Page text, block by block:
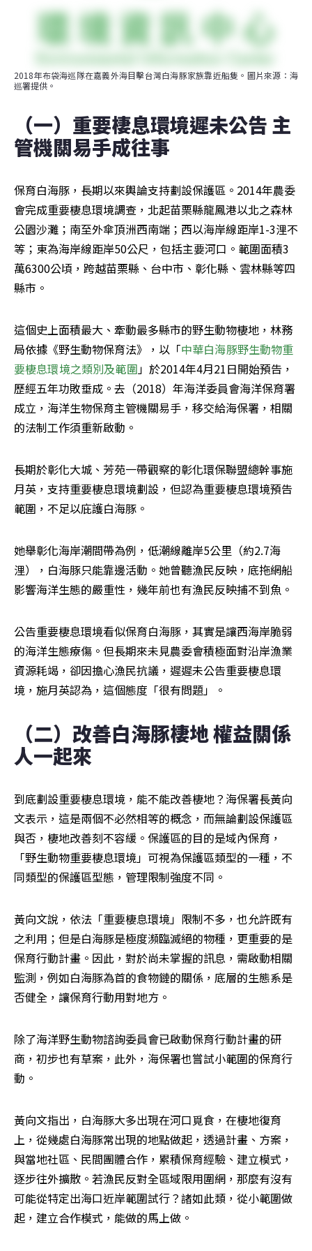
2018年布袋海巡隊在嘉義外海目擊台灣白海豚家族靠近船隻。圖片來源：海
巡署提供。
（一）重要棲息環境遲未公告 主
管機關易手成往事
保育白海豚，長期以來輿論支持劃設保護區。2014年農委
會完成重要棲息環境調查，北起苗栗縣龍鳳港以北之森林
公園沙灘；南至外傘頂洲西南端；西以海岸線距岸1-3浬不
等；東為海岸線距岸50公尺，包括主要河口。範圍面積3
萬6300公頃，跨越苗栗縣、台中市、彰化縣、雲林縣等四
縣市。
這個史上面積最大、牽動最多縣市的野生動物棲地，林務
局依據《野生動物保育法》，以「中華白海豚野生動物重
要棲息環境之類別及範圍」於2014年4月21日開始預告，
歷經五年功敗垂成。去（2018）年海洋委員會海洋保育署
成立，海洋生物保育主管機關易手，移交給海保署，相關
的法制工作須重新啟動。
長期於彰化大城、芳苑一帶觀察的彰化環保聯盟總幹事施
月英，支持重要棲息環境劃設，但認為重要棲息環境預告
範圍，不足以庇護白海豚。
她舉彰化海岸潮間帶為例，低潮線離岸5公里（約2.7海
浬），白海豚只能靠邊活動。她曾聽漁民反映，底拖網船
影響海洋生態的嚴重性，幾年前也有漁民反映捕不到魚。
公告重要棲息環境看似保育白海豚，其實是讓西海岸脆弱
的海洋生態療傷。但長期來未見農委會積極面對沿岸漁業
資源耗竭，卻因擔心漁民抗議，遲遲未公告重要棲息環
境，施月英認為，這個態度「很有問題」。
（二）改善白海豚棲地 權益關係
人一起來
到底劃設重要棲息環境，能不能改善棲地？海保署長黃向
文表示，這是兩個不必然相等的概念，而無論劃設保護區
與否，棲地改善刻不容緩。保護區的目的是域內保育，
「野生動物重要棲息環境」可視為保護區類型的一種，不
同類型的保護區型態，管理限制強度不同。
黃向文說，依法「重要棲息環境」限制不多，也允許既有
之利用；但是白海豚是極度瀕臨滅絕的物種，更重要的是
保育行動計畫。因此，對於尚未掌握的訊息，需啟動相關
監測，例如白海豚為首的食物鏈的關係，底層的生態系是
否健全，讓保育行動用對地方。
除了海洋野生動物諮詢委員會已啟動保育行動計畫的研
商，初步也有草案，此外，海保署也嘗試小範圍的保育行
動。
黃向文指出，白海豚大多出現在河口覓食，在棲地復育
上，從幾處白海豚常出現的地點做起，透過計畫、方案，
與當地社區、民間團體合作，累積保育經驗、建立模式，
逐步往外擴散。若漁民反對全區域限用圍網，那麼有沒有
可能從特定出海口近岸範圍試行？諸如此類，從小範圍做
起，建立合作模式，能做的馬上做。